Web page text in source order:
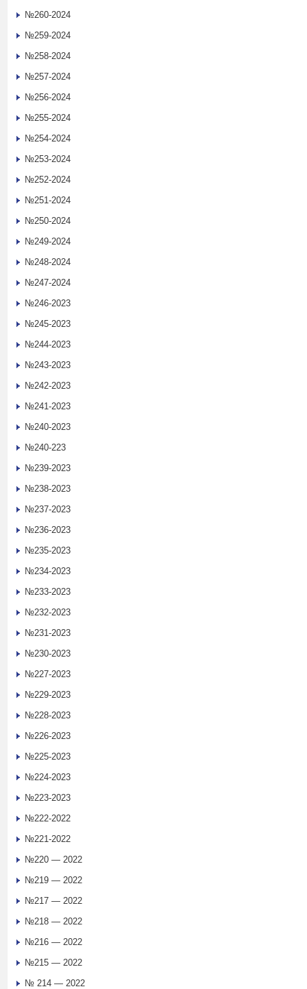
№260-2024
№259-2024
№258-2024
№257-2024
№256-2024
№255-2024
№254-2024
№253-2024
№252-2024
№251-2024
№250-2024
№249-2024
№248-2024
№247-2024
№246-2023
№245-2023
№244-2023
№243-2023
№242-2023
№241-2023
№240-2023
№240-223
№239-2023
№238-2023
№237-2023
№236-2023
№235-2023
№234-2023
№233-2023
№232-2023
№231-2023
№230-2023
№227-2023
№229-2023
№228-2023
№226-2023
№225-2023
№224-2023
№223-2023
№222-2022
№221-2022
№220 — 2022
№219 — 2022
№217 — 2022
№218 — 2022
№216 — 2022
№215 — 2022
№ 214 — 2022